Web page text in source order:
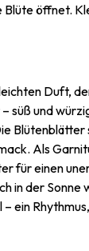
öffnet.
Duft,
süß und
Blütenblätter
Als
für einen
in der Sonne
ein